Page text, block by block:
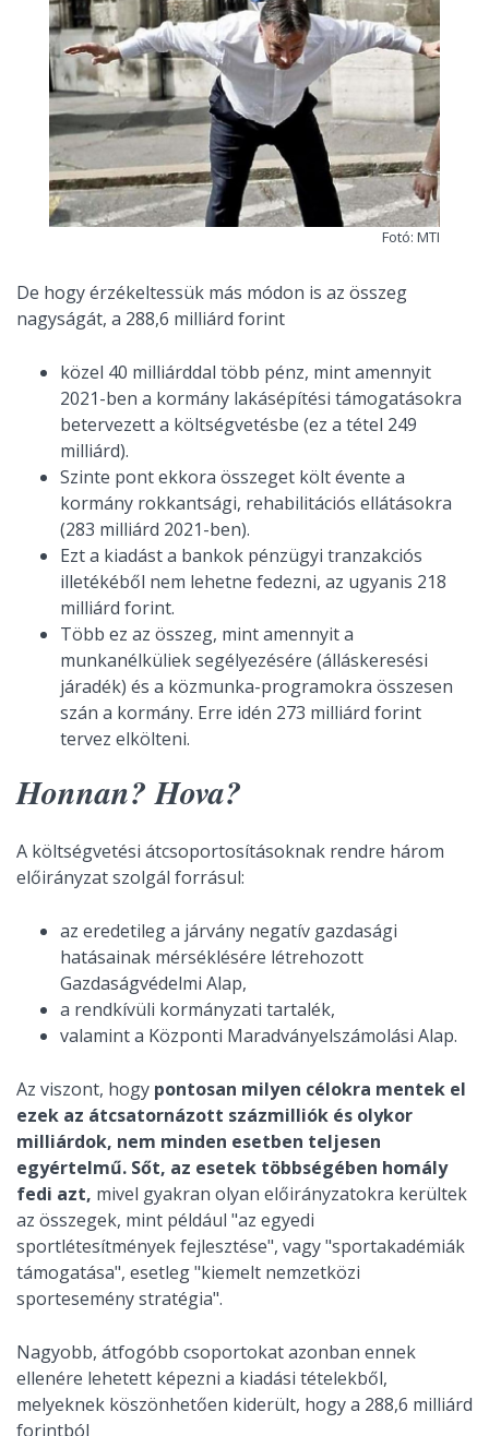
Fotó: MTI
De hogy érzékeltessük más módon is az összeg
nagyságát, a 288,6 milliárd forint
közel 40 milliárddal több pénz, mint amennyit
2021-ben a kormány lakásépítési támogatásokra
betervezett a költségvetésbe (ez a tétel 249
milliárd).
Szinte pont ekkora összeget költ évente a
kormány rokkantsági, rehabilitációs ellátásokra
(283 milliárd 2021-ben).
Ezt a kiadást a bankok pénzügyi tranzakciós
illetékéből nem lehetne fedezni, az ugyanis 218
milliárd forint.
Több ez az összeg, mint amennyit a
munkanélküliek segélyezésére (álláskeresési
járadék) és a közmunka-programokra összesen
szán a kormány. Erre idén 273 milliárd forint
tervez elkölteni.
Honnan? Hova?
A költségvetési átcsoportosításoknak rendre három
előirányzat szolgál forrásul:
az eredetileg a járvány negatív gazdasági
hatásainak mérséklésére létrehozott
Gazdaságvédelmi Alap,
a rendkívüli kormányzati tartalék,
valamint a Központi Maradványelszámolási Alap.
Az viszont, hogy pontosan milyen célokra mentek el
ezek az átcsatornázott százmilliók és olykor
milliárdok, nem minden esetben teljesen
egyértelmű. Sőt, az esetek többségében homály
fedi azt, mivel gyakran olyan előirányzatokra kerültek
az összegek, mint például "az egyedi
sportlétesítmények fejlesztése", vagy "sportakadémiák
támogatása", esetleg "kiemelt nemzetközi
sportesemény stratégia".
Nagyobb, átfogóbb csoportokat azonban ennek
ellenére lehetett képezni a kiadási tételekből,
melyeknek köszönhetően kiderült, hogy a 288,6 milliárd
forintból